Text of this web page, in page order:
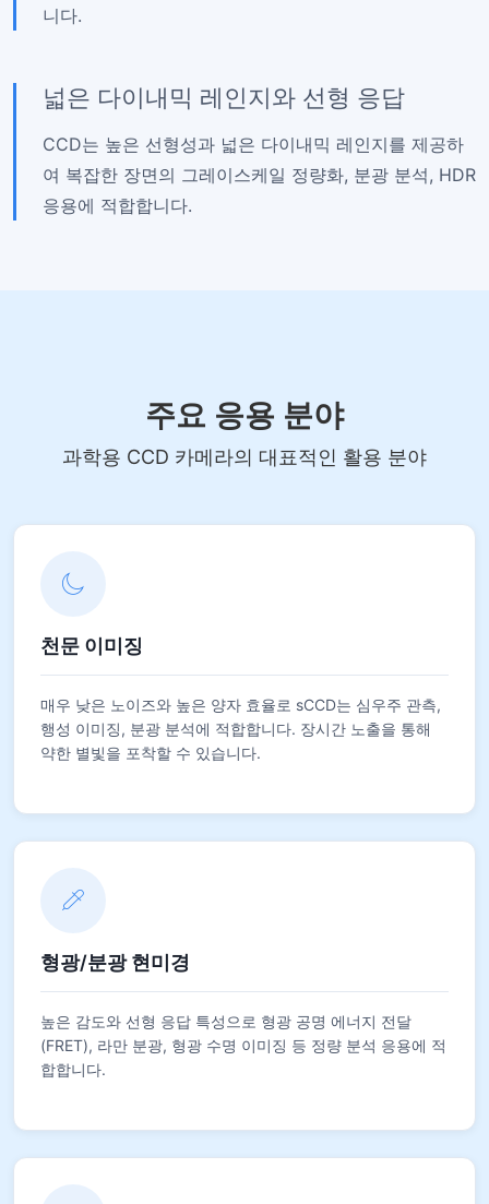
니다.
넓은 다이내믹 레인지와 선형 응답
CCD는 높은 선형성과 넓은 다이내믹 레인지를 제공하
여 복잡한 장면의 그레이스케일 정량화, 분광 분석, HDR
응용에 적합합니다.
주요 응용 분야
과학용 CCD 카메라의 대표적인 활용 분야
천문 이미징
매우 낮은 노이즈와 높은 양자 효율로 sCCD는 심우주 관측,
행성 이미징, 분광 분석에 적합합니다. 장시간 노출을 통해
약한 별빛을 포착할 수 있습니다.
형광/분광 현미경
높은 감도와 선형 응답 특성으로 형광 공명 에너지 전달
(FRET), 라만 분광, 형광 수명 이미징 등 정량 분석 응용에 적
합합니다.